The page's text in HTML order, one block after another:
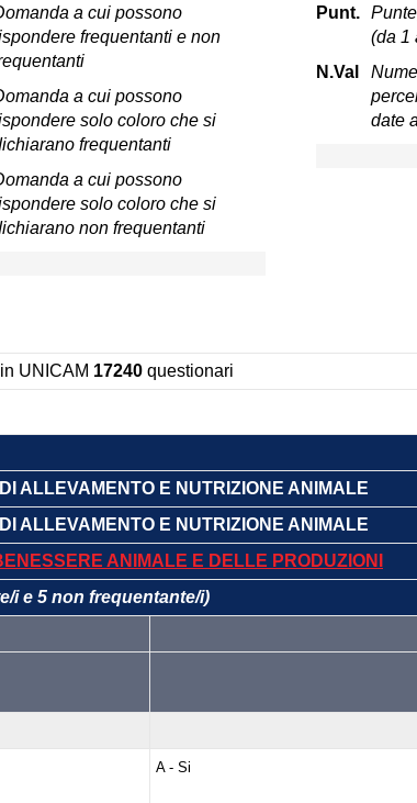
a cui possono
frequentanti e non
a cui possono
solo coloro che si
frequentanti
a cui possono
solo coloro che si
non frequentanti
Punt.
(da 1
N.Val
date
UNICAM 17240 questionari
ALLEVAMENTO E NUTRIZIONE ANIMALE
ALLEVAMENTO E NUTRIZIONE ANIMALE
ANIMALE E DELLE PRODUZIONI
i e 5 non frequentante/i)
A - Si